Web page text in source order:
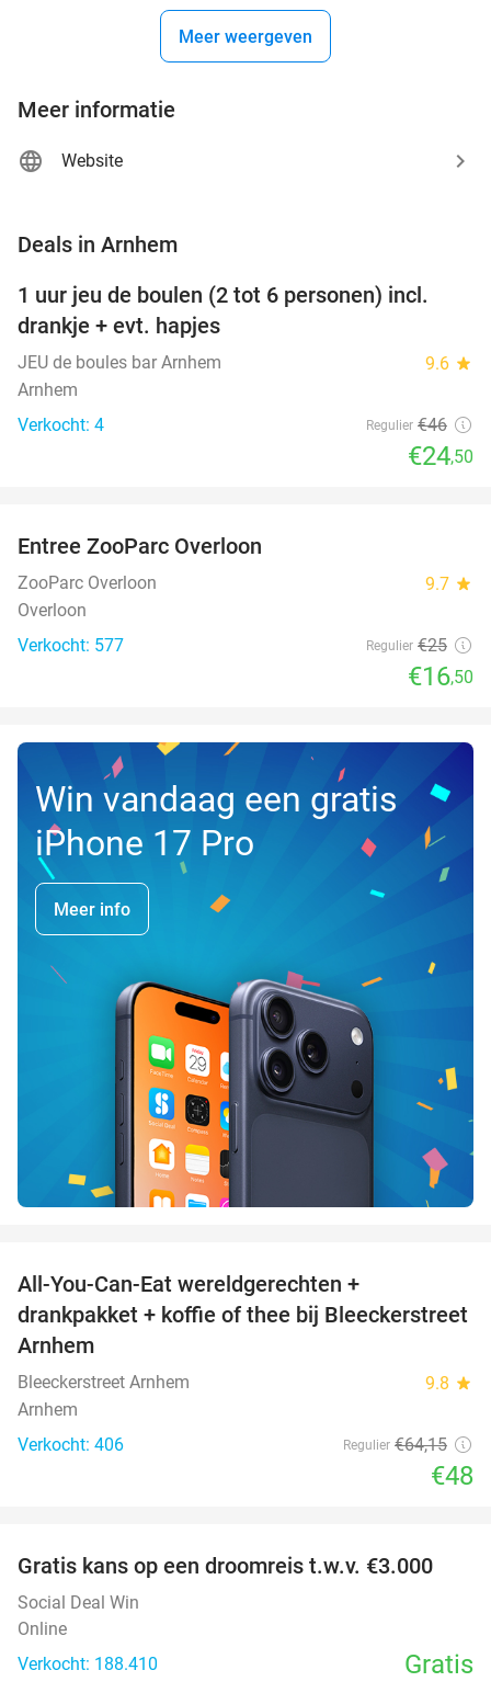
Meer weergeven
Meer informatie
Website
Deals in Arnhem
47%
NEW
TODAY
1 uur jeu de boulen (2 tot 6 personen) incl.
drankje + evt. hapjes
JEU de boules bar Arnhem 9.6 star
Arnhem
Verkocht: 4
Regulier €46
€24,50
TODAY
Entree ZooParc Overloon
ZooParc Overloon 9.7 star
Overloon
Verkocht: 577
Regulier €25
€16,50
Win vandaag een gratis
iPhone 17 Pro
Meer info
All-You-Can-Eat wereldgerechten +
drankpakket + koffie of thee bij Bleeckerstreet
Arnhem
Bleeckerstreet Arnhem 9.8 star
Arnhem
Verkocht: 406
Regulier €64,15
€48
Gratis kans op een droomreis t.w.v. €3.000
Social Deal Win
Online
Verkocht: 188.410
Gratis